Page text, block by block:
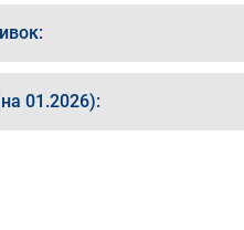
В
01.2026):